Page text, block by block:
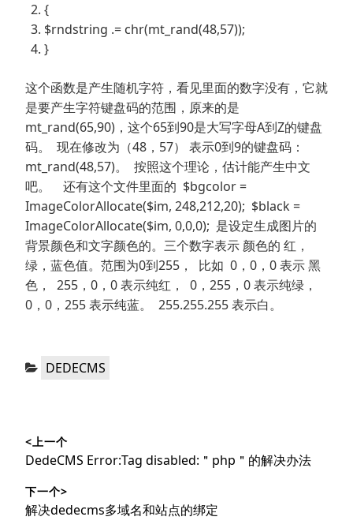
{
$rndstring .= chr(mt_rand(48,57));
}
这个函数是产生随机字符，看见里面的数字没有，它就
是要产生字符键盘码的范围，原来的是
mt_rand(65,90)，这个65到90是大写字母A到Z的键盘
码。 现在修改为（48，57） 表示0到9的键盘码：
mt_rand(48,57)。 按照这个理论，估计能产生中文
吧。 还有这个文件里面的 $bgcolor =
ImageColorAllocate($im, 248,212,20); $black =
ImageColorAllocate($im, 0,0,0); 是设定生成图片的
背景颜色和文字颜色的。三个数字表示 颜色的 红，
绿，蓝色值。范围为0到255， 比如 0，0，0 表示 黑
色， 255，0，0 表示纯红， 0，255，0 表示纯绿，
0，0，255 表示纯蓝。 255.255.255 表示白。
分
DEDECMS
章
导
航
<上一个
上
文
章：
DedeCMS Error:Tag disabled:＂php＂的解决办法
下一个>
下
解决dedecms多域名和站点的绑定